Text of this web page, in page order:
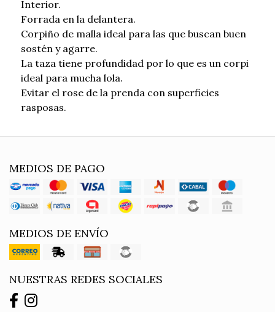
Interior.
Forrada en la delantera.
Corpiño de malla ideal para las que buscan buen
sostén y agarre.
La taza tiene profundidad por lo que es un corpi
ideal para mucha lola.
Evitar el rose de la prenda con superficies
rasposas.
MEDIOS DE PAGO
MEDIOS DE ENVÍO
NUESTRAS REDES SOCIALES